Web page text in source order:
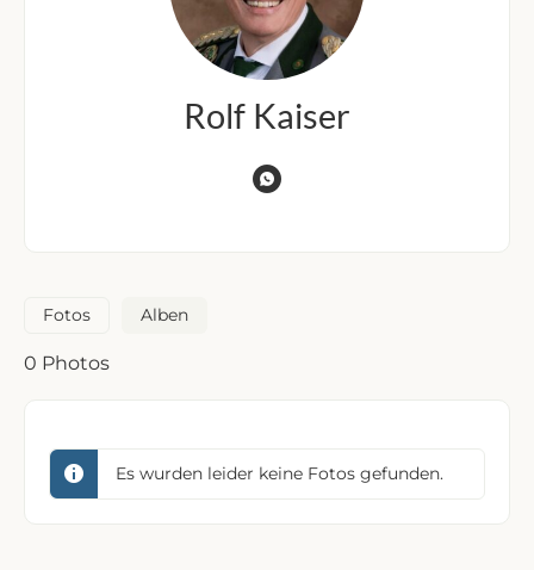
Rolf Kaiser
Fotos Alben
0 Photos
Es wurden leider keine Fotos gefunden.